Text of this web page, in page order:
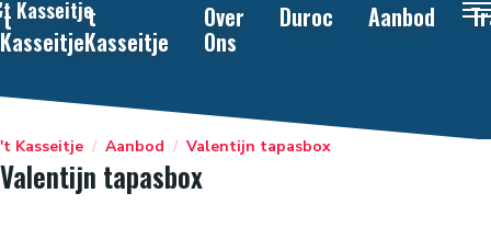
't Kasseitje
't
Kasseitje
't
Kasseitje
Over
Ons
Duroc Aanbod
't Kasseitje / Aanbod / Valentijn tapasbox
Valentijn tapasbox